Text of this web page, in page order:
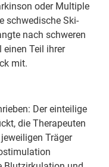
oder Multiple
schwedische Ski-
nach schweren
einen Teil ihrer
mit.
Der einteilige
die Therapeuten
Träger